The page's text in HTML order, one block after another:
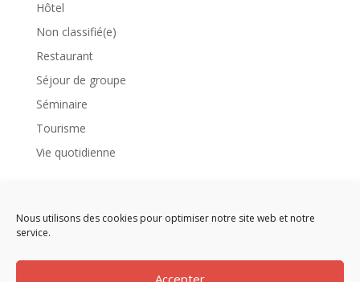
Nous utilisons des cookies pour optimiser notre site web et notre
service.
Accepter
Hôtel
Non classifié(e)
Restaurant
Séjour de groupe
Séminaire
Tourisme
Vie quotidienne
Connexion
Flux des publications
Flux des commentaires